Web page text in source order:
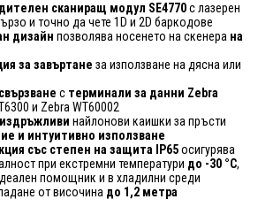
сканиращ модул SE4770с лазерен
и точно да чете 1D и 2D баркодове
дизайн позволява носенето на скенера на
за завъртане за използване на дясна или
с терминали за данни Zebra
и Zebra WT60002
найлонови каишки за пръсти
и интуитивно използване
със степен на защита IP65осигурява
при екстремни температури до -30 °C,
помощник и в хладилни среди
от височина до 1,2 метра